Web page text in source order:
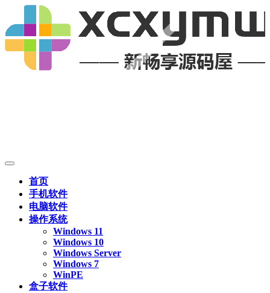
首页
手机软件
电脑软件
操作系统
Windows 11
Windows 10
Windows Server
Windows 7
WinPE
盒子软件